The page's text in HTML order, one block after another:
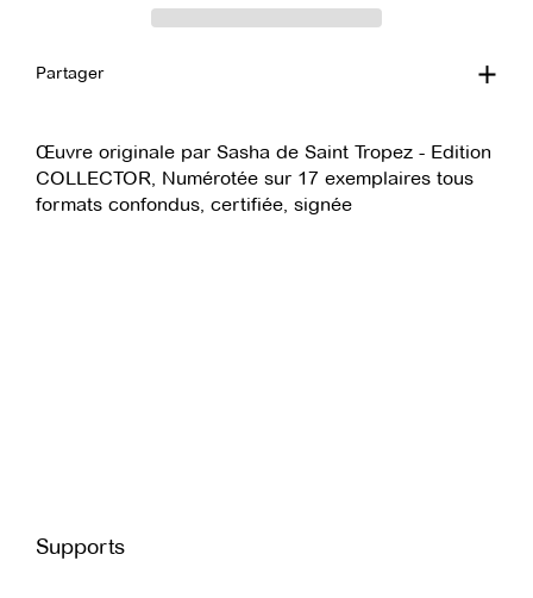
Partager
Œuvre originale par Sasha de Saint Tropez - Edition
COLLECTOR, Numérotée sur 17 exemplaires tous
formats confondus, certifiée, signée
Supports